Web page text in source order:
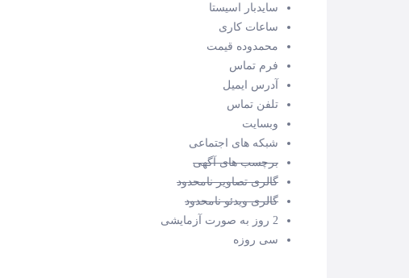
سایدبار اسیستا
ساعات کاری
محمدوده قیمت
فرم تماس
آدرس ایمیل
تلفن تماس
وبسایت
شبکه های اجتماعی
برچسب های آگهی
گالری تصاویر نامحدود
گالری ویدئو نامحدود
2 روز به صورت آزمایشی
سی روزه